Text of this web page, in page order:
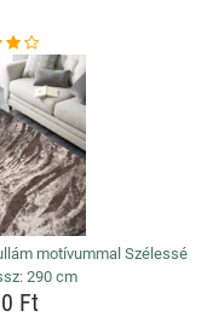
motívummal Szélessé
290 cm
Ft